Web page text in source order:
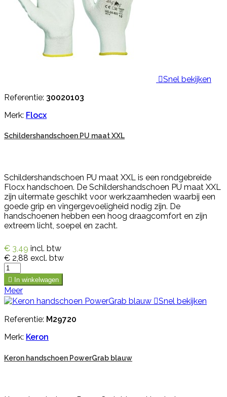
Snel bekijken
Referentie: 30020103
Merk: Flocx
Schildershandschoen PU maat XXL
Schildershandschoen PU maat XXL is een rondgebreide
Flocx handschoen. De Schildershandschoen PU maat XXL
zijn uitermate geschikt voor werkzaamheden waarbij een
goede grip en vingergevoeligheid nodig zijn. De
handschoenen hebben een hoog draagcomfort en zijn
extreem licht, soepel en zacht.
€ 3,49 incl. btw
€ 2,88 excl. btw
 In winkelwagen
Meer
Snel bekijken
Referentie: M29720
Merk: Keron
Keron handschoen PowerGrab blauw